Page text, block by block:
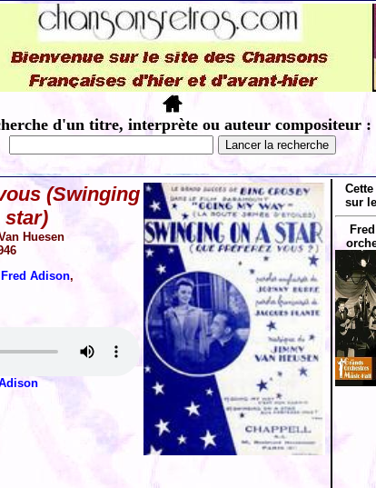
d'un titre, interprète ou auteur compositeur :
(Swinging
star)
Huesen
Fred Adison,
sur